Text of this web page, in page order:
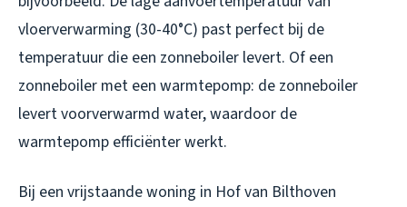
vloerverwarming (30-40°C) past perfect bij de
temperatuur die een zonneboiler levert. Of een
zonneboiler met een warmtepomp: de zonneboiler
levert voorverwarmd water, waardoor de
warmtepomp efficiënter werkt.
Bij een vrijstaande woning in Hof van Bilthoven